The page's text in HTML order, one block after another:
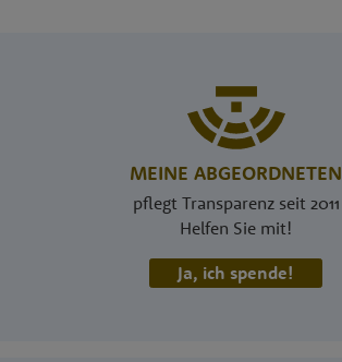
MEINE ABGEORDNETEN
pflegt Transparenz seit 2011
Helfen Sie mit!
Ja, ich spende!